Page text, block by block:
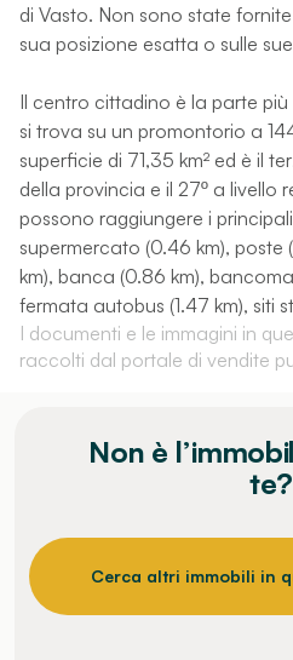
di Vasto. Non sono state
sua posizione esatta o sulle
Il centro cittadino è la parte
si trova su un promontorio a
superficie di 71,35 km² ed è il
della provincia e il 27º a livello
possono raggiungere i
supermercato (0.46 km), poste
km), banca (0.86 km),
fermata autobus (1.47 km), siti
I documenti e le immagini in
raccolti dal portale di vendite
Non è
te?
Cerca altri immobili in